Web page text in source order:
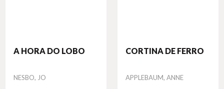
A HORA DO LOBO
Autor
NESBO, JO
CORTINA DE FERRO
Autor
APPLEBAUM, ANNE